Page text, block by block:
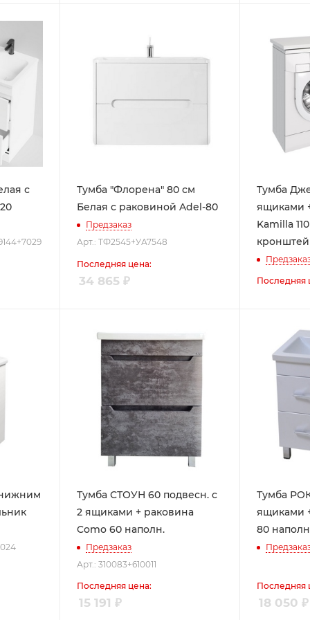
с
Тумба "Флорена" 80 см
Белая с раковиной Adel-80
Предзаказ
Арт.: ТФ2545+УА7548
Последняя цена:
34 865 ₽
Тумба
ящиками
Kamilla
Последняя
Тумба СТОУН 60 подвесн. с
2 ящиками + раковина
Como 60 наполн.
Предзаказ
Арт.: 310083+610011
Последняя цена:
15 191 ₽
Тумба
ящиками
80
Последняя
18 050 ₽